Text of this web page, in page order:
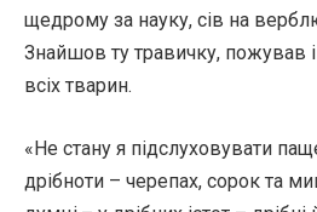
щедрому за науку, сів на
Знайшов ту травичку, пожував
всіх тварин.
«Не стану я підслуховувати
дрібноти – черепах, сорок та